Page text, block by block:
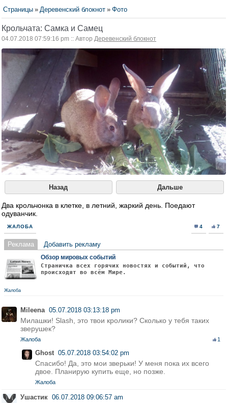
Страницы » Деревенский блокнот » Фото
Крольчата: Самка и Самец
04.07.2018 07:59:16 pm :: Автор Деревенский блокнот
Назад Дальше
Два крольчонка в клетке, в летний, жаркий день. Поедают
одуванчик.
ЖАЛОБА 4 7
Реклама Добавить рекламу
Обзор мировых событий
Страничка всех горячих новостях и событий, что
происходят во всём Мире.
Жалоба
Mileena 05.07.2018 03:13:18 pm
Милашки! Slash, это твои кролики? Сколько у тебя таких
зверушек?
Жалоба 1
Ghost 05.07.2018 03:54:02 pm
Спасибо! Да, это мои зверьки! У меня пока их всего
двое. Планирую купить еще, но позже.
Жалоба
Ушастик 06.07.2018 09:06:57 am